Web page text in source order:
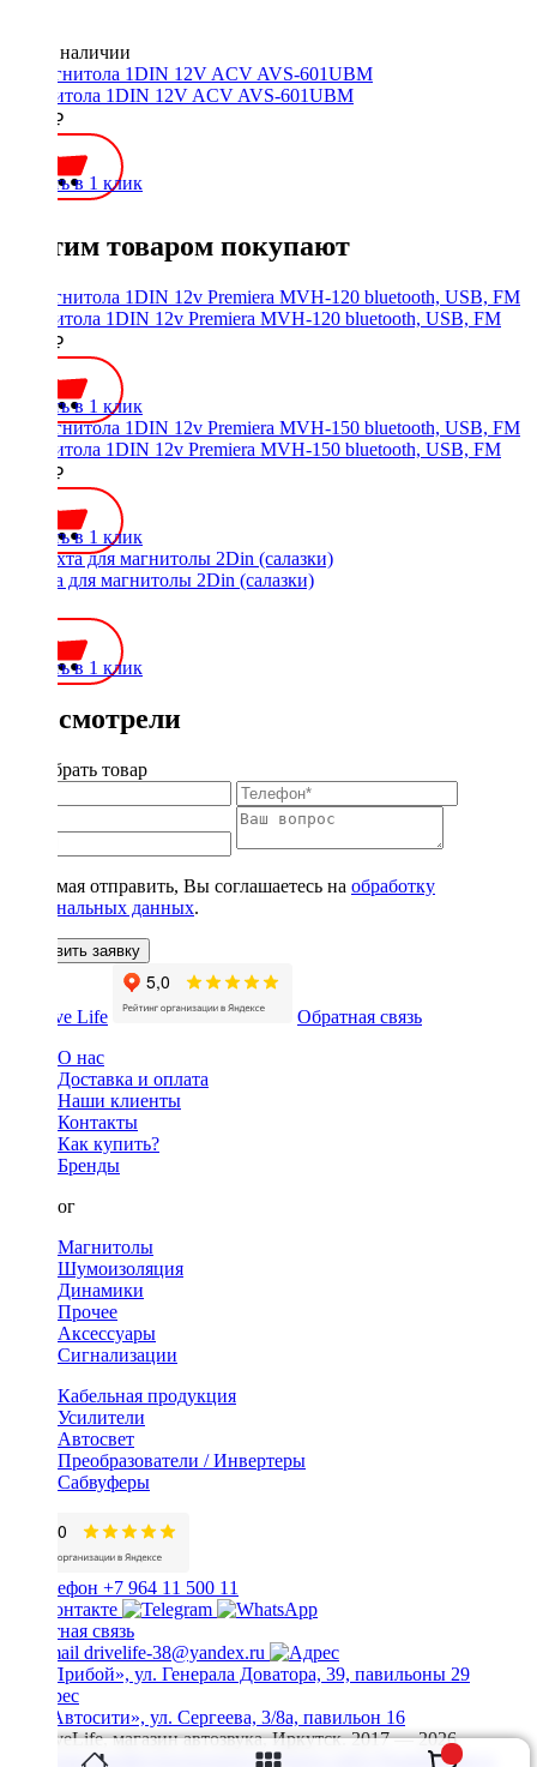
Нет в наличии
Магнитола 1DIN 12V ACV AVS-601UBM
4000 ₽
Купить в 1 клик
С этим товаром покупают
Магнитола 1DIN 12v Premiera MVH-120 bluetooth, USB, FM
2500 ₽
Купить в 1 клик
Магнитола 1DIN 12v Premiera MVH-150 bluetooth, USB, FM
2500 ₽
Купить в 1 клик
Шахта для магнитолы 2Din (салазки)
Купить в 1 клик
Вы смотрели
Подобрать товар
Нажимая отправить, Вы соглашаетесь на обработку
персональных данных.
Оставить заявку
Обратная связь
О нас
Доставка и оплата
Наши клиенты
Контакты
Как купить?
Бренды
Каталог
Магнитолы
Шумоизоляция
Динамики
Прочее
Аксессуары
Сигнализации
Кабельная продукция
Усилители
Автосвет
Преобразователи / Инвертеры
Сабвуферы
+7 964 11 500 11
Обратная связь
drivelife-38@yandex.ru
ТЦ «Прибой», ул. Генерала Доватора, 39, павильоны 29
ТЦ «Автосити», ул. Сергеева, 3/8а, павильон 16
© DriveLife, магазин автозвука, Иркутск. 2017 — 2026
Политика конфиденциальности Карта сайта Разработано в